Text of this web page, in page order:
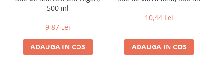
500 ml
9,87 Lei
ADAUGA IN COS
10,44 Lei
ADAUGA IN COS